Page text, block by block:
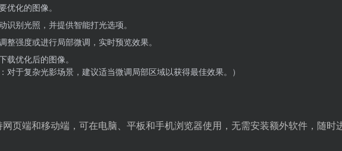
优化的图像。
识别光照，并提供智能打光选项。
整强度或进行局部微调，实时预览效果。
载优化后的图像。
：对于复杂光影场景，建议适当微调局部区域以获得最佳效果。）
页端和移动端，可在电脑、平板和手机浏览器使用，无需安装额外软件，随时